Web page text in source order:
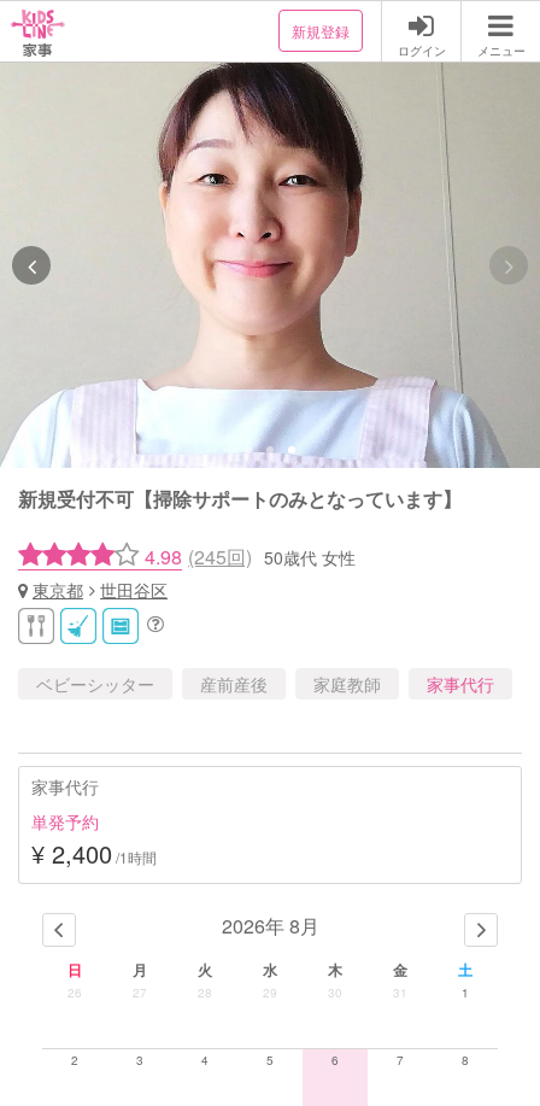
新規登録
ログイン メニュー
新規受付不可【掃除サポートのみとなっています】
4.98 (245回) 50歳代 女性
東京都
世田谷区
ベビーシッター 産前産後 家庭教師 家事代行
家事代行
単発予約
¥ 2,400 /1時間
2026年 8月
日 月 火 水 木 金 土
26 27 28 29 30 31 1
2 3 4 5 6 7 8